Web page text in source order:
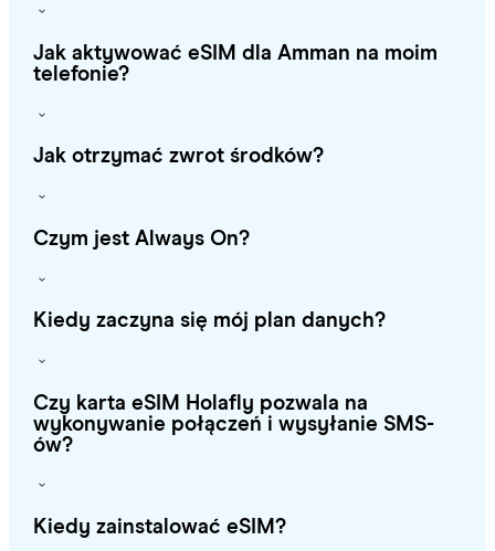
Jak aktywować eSIM dla Amman na moim
telefonie?
Jak otrzymać zwrot środków?
Czym jest Always On?
Kiedy zaczyna się mój plan danych?
Czy karta eSIM Holafly pozwala na
wykonywanie połączeń i wysyłanie SMS-
ów?
Kiedy zainstalować eSIM?